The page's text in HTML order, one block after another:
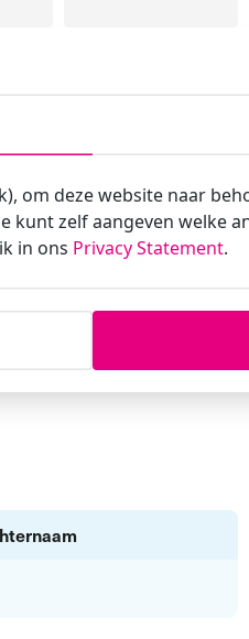
correspondeert
om deze website naar
kunt zelf aangeven welke
in ons Privacy Statement.